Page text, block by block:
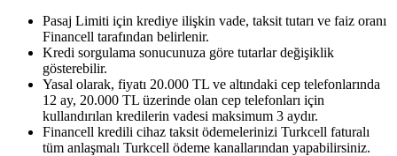
Pasaj Limiti için krediye ilişkin vade, taksit tutarı ve faiz oranı
Financell tarafından belirlenir.
Kredi sorgulama sonucunuza göre tutarlar değişiklik
gösterebilir.
Yasal olarak, fiyatı 20.000 TL ve altındaki cep telefonlarında
12 ay, 20.000 TL üzerinde olan cep telefonları için
kullandırılan kredilerin vadesi maksimum 3 aydır.
Financell kredili cihaz taksit ödemelerinizi Turkcell faturalı
tüm anlaşmalı Turkcell ödeme kanallarından yapabilirsiniz.